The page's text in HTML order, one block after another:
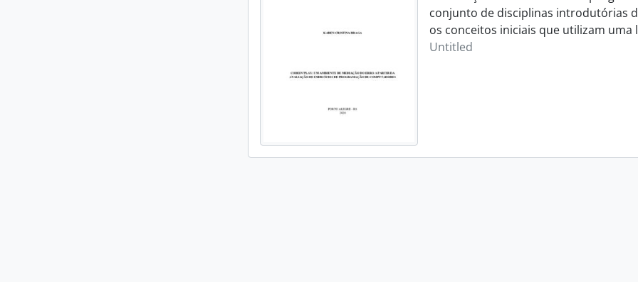
conjunto de disciplinas introdutórias
os conceitos iniciais que utilizam
Untitled